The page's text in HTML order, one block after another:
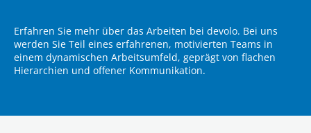
Erfahren Sie mehr über das Arbeiten bei devolo. Bei uns
werden Sie Teil eines erfahrenen, motivierten Teams in
einem dynamischen Arbeitsumfeld, geprägt von flachen
Hierarchien und offener Kommunikation.